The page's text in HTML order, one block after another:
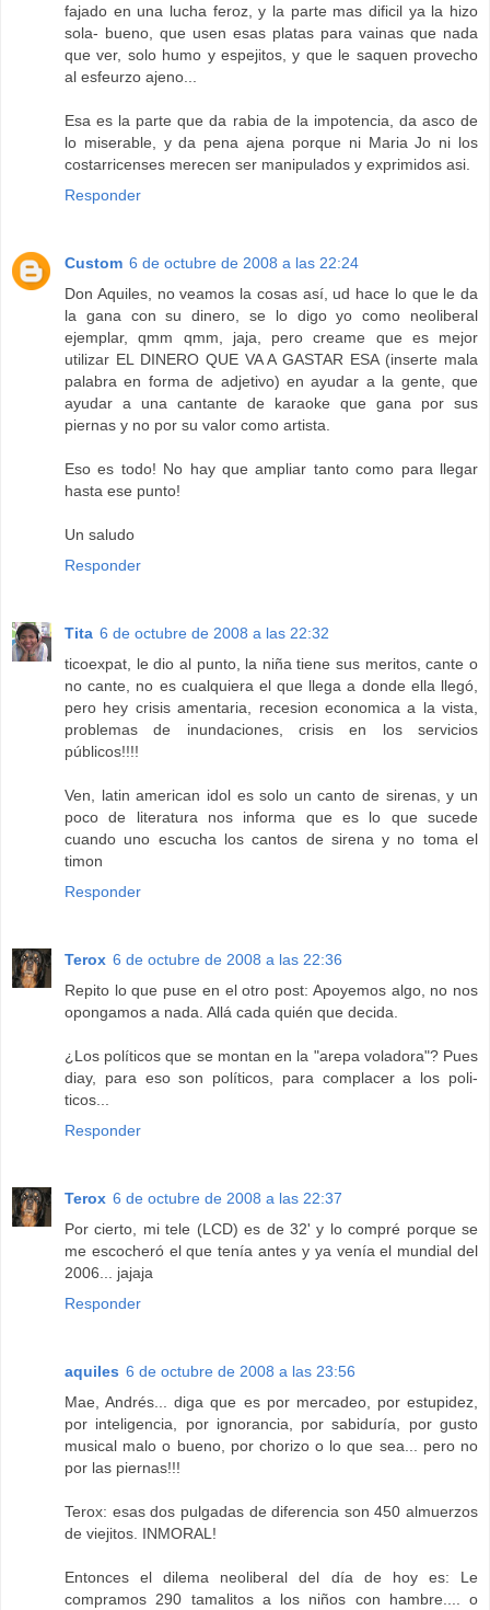
fajado en una lucha feroz, y la parte mas dificil ya la hizo
sola- bueno, que usen esas platas para vainas que nada
que ver, solo humo y espejitos, y que le saquen provecho
al esfeurzo ajeno...
Esa es la parte que da rabia de la impotencia, da asco de
lo miserable, y da pena ajena porque ni Maria Jo ni los
costarricenses merecen ser manipulados y exprimidos asi.
Responder
Custom 6 de octubre de 2008 a las 22:24
Don Aquiles, no veamos la cosas así, ud hace lo que le da
la gana con su dinero, se lo digo yo como neoliberal
ejemplar, qmm qmm, jaja, pero creame que es mejor
utilizar EL DINERO QUE VA A GASTAR ESA (inserte mala
palabra en forma de adjetivo) en ayudar a la gente, que
ayudar a una cantante de karaoke que gana por sus
piernas y no por su valor como artista.
Eso es todo! No hay que ampliar tanto como para llegar
hasta ese punto!
Un saludo
Responder
Tita 6 de octubre de 2008 a las 22:32
ticoexpat, le dio al punto, la niña tiene sus meritos, cante o
no cante, no es cualquiera el que llega a donde ella llegó,
pero hey crisis amentaria, recesion economica a la vista,
problemas de inundaciones, crisis en los servicios
públicos!!!!
Ven, latin american idol es solo un canto de sirenas, y un
poco de literatura nos informa que es lo que sucede
cuando uno escucha los cantos de sirena y no toma el
timon
Responder
Terox 6 de octubre de 2008 a las 22:36
Repito lo que puse en el otro post: Apoyemos algo, no nos
opongamos a nada. Allá cada quién que decida.
¿Los políticos que se montan en la "arepa voladora"? Pues
diay, para eso son políticos, para complacer a los poli-
ticos...
Responder
Terox 6 de octubre de 2008 a las 22:37
Por cierto, mi tele (LCD) es de 32' y lo compré porque se
me escocheró el que tenía antes y ya venía el mundial del
2006... jajaja
Responder
aquiles 6 de octubre de 2008 a las 23:56
Mae, Andrés... diga que es por mercadeo, por estupidez,
por inteligencia, por ignorancia, por sabiduría, por gusto
musical malo o bueno, por chorizo o lo que sea... pero no
por las piernas!!!
Terox: esas dos pulgadas de diferencia son 450 almuerzos
de viejitos. INMORAL!
Entonces el dilema neoliberal del día de hoy es: Le
compramos 290 tamalitos a los niños con hambre.... o